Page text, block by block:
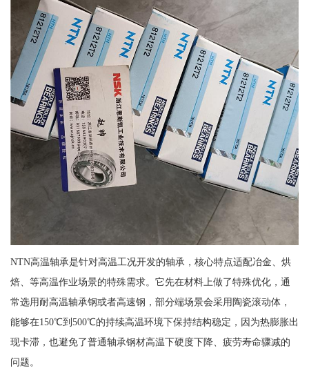
NTN高温轴承是针对高温工况开发的轴承，核心特点适配冶金、烘
焙、等高温作业场景的特殊需求。它先在材料上做了特殊优化，通
常选用耐高温轴承钢或者高速钢，部分端场景会采用陶瓷滚动体，
能够在150℃到500℃的持续高温环境下保持结构稳定，因为热膨胀出
现卡滞，也避免了普通轴承钢材高温下硬度下降、疲劳寿命骤减的
问题。